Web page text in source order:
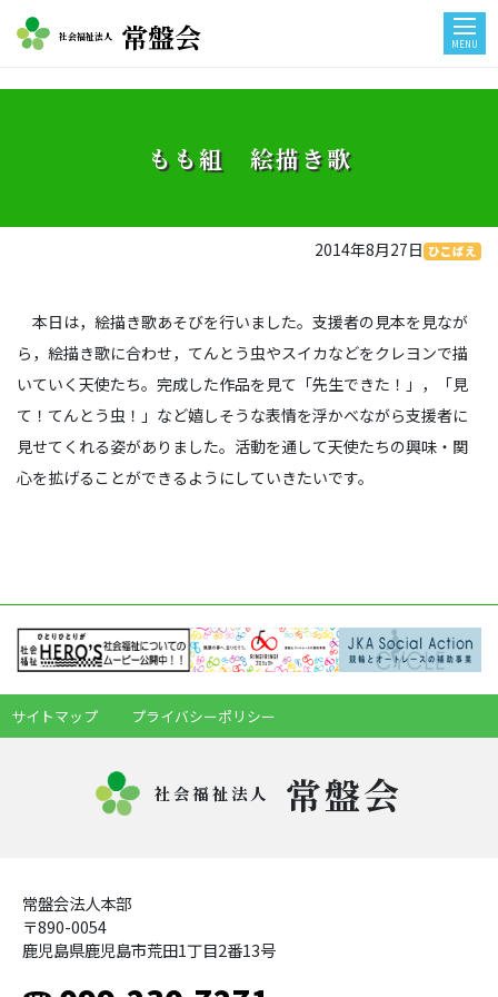
社会福祉法人 常盤会 MENU
もも組 絵描き歌
2014年8月27日 ひこばえ
本日は，絵描き歌あそびを行いました。支援者の見本を見なが
ら，絵描き歌に合わせ，てんとう虫やスイカなどをクレヨンで描
いていく天使たち。完成した作品を見て「先生できた！」，「見
て！てんとう虫！」など嬉しそうな表情を浮かべながら支援者に
見せてくれる姿がありました。活動を通して天使たちの興味・関
心を拡げることができるようにしていきたいです。
サイトマップ プライバシーポリシー
社会福祉法人 常盤会
常盤会法人本部
〒890-0054
鹿児島県鹿児島市荒田1丁目2番13号